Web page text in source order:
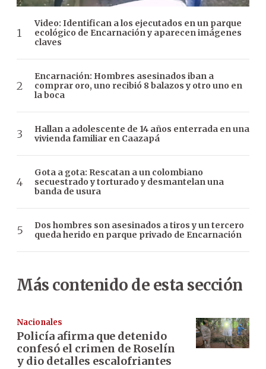
Video: Identifican a los ejecutados en un parque
ecológico de Encarnación y aparecen imágenes
claves
Encarnación: Hombres asesinados iban a
comprar oro, uno recibió 8 balazos y otro uno en
la boca
Hallan a adolescente de 14 años enterrada en una
vivienda familiar en Caazapá
Gota a gota: Rescatan a un colombiano
secuestrado y torturado y desmantelan una
banda de usura
Dos hombres son asesinados a tiros y un tercero
queda herido en parque privado de Encarnación
Más contenido de esta sección
Nacionales
Policía afirma que detenido
confesó el crimen de Roselín
y dio detalles escalofriantes